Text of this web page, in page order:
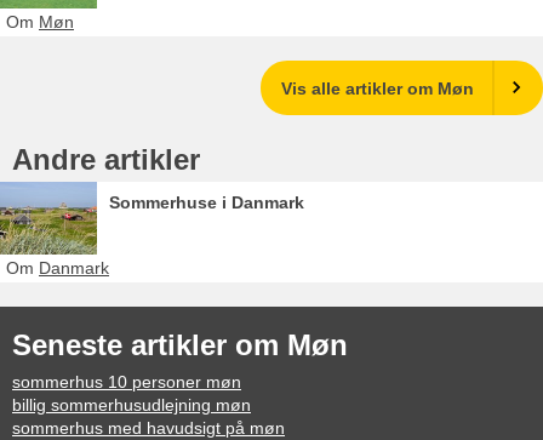
Om Møn
Vis alle artikler om Møn
Andre artikler
Sommerhuse i Danmark
Om Danmark
Seneste artikler om Møn
sommerhus 10 personer møn
billig sommerhusudlejning møn
sommerhus med havudsigt på møn